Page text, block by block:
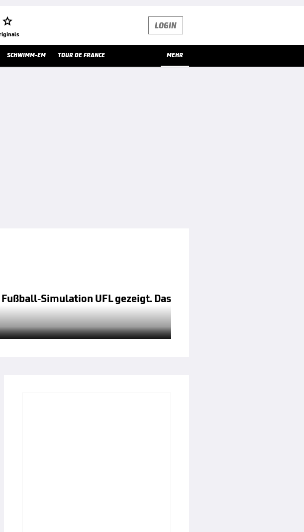
 LOGIN
SCHWIMM-EM TOUR DE FRANCE MEHR
Simulation UFL gezeigt. Das